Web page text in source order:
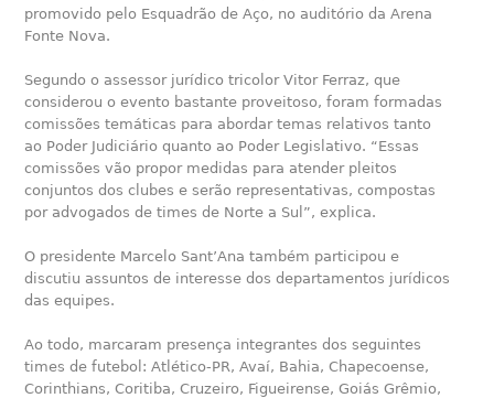
promovido pelo Esquadrão de Aço, no auditório da Arena
Fonte Nova.
Segundo o assessor jurídico tricolor Vitor Ferraz, que
considerou o evento bastante proveitoso, foram formadas
comissões temáticas para abordar temas relativos tanto
ao Poder Judiciário quanto ao Poder Legislativo. “Essas
comissões vão propor medidas para atender pleitos
conjuntos dos clubes e serão representativas, compostas
por advogados de times de Norte a Sul”, explica.
O presidente Marcelo Sant’Ana também participou e
discutiu assuntos de interesse dos departamentos jurídicos
das equipes.
Ao todo, marcaram presença integrantes dos seguintes
times de futebol: Atlético-PR, Avaí, Bahia, Chapecoense,
Corinthians, Coritiba, Cruzeiro, Figueirense, Goiás Grêmio,